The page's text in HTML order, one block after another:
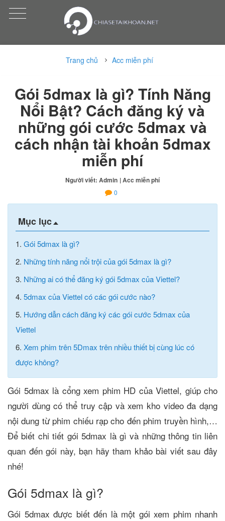
Trang chủ Acc miễn phí
Gói 5dmax là gì? Tính Năng
Nổi Bật? Cách đăng ký và
những gói cước 5dmax và
cách nhận tài khoản 5dmax
miễn phí
Người viết: Admin | Acc miễn phí
0
Mục lục
1. Gói 5dmax là gì?
2. Những tính năng nổi trội của gói 5dmax là gì?
3. Những ai có thể đăng ký gói 5dmax của Viettel?
4. 5dmax của Viettel có các gói cước nào?
5. Hướng dẫn cách đăng ký các gói cước 5dmax của
Viettel
6. Xem phim trên 5Dmax trên nhiều thiết bị cùng lúc có
được không?
Gói 5dmax là cổng xem phim HD của Viettel, giúp cho
người dùng có thể truy cập và xem kho video đa dạng
nội dung từ phim chiếu rạp cho đến phim truyền hình,…
Để biết chi tiết gói 5dmax là gì và những thông tin liên
quan đến gói này, bạn hãy tham khảo bài viết sau đây
nhé!
Gói 5dmax là gì?
Gói 5dmax được biết đến là một gói xem phim nhanh